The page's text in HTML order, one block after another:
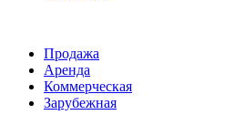
Продажа
Аренда
Коммерческая
Зарубежная